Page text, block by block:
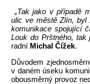
„Tak jako v případě
ulic ve městě Zlín, byl
komunikace spojující
Louk do Prštného, tak
radní Michal Čížek.
Důvodem
v daném úseku
obousměrný provoz